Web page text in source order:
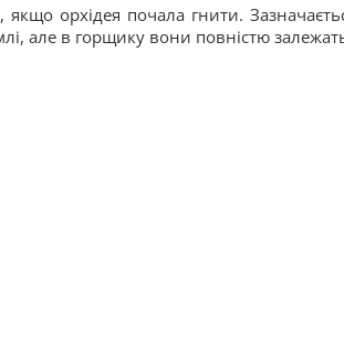
орхідея почала гнити.
але в горщику вони повністю